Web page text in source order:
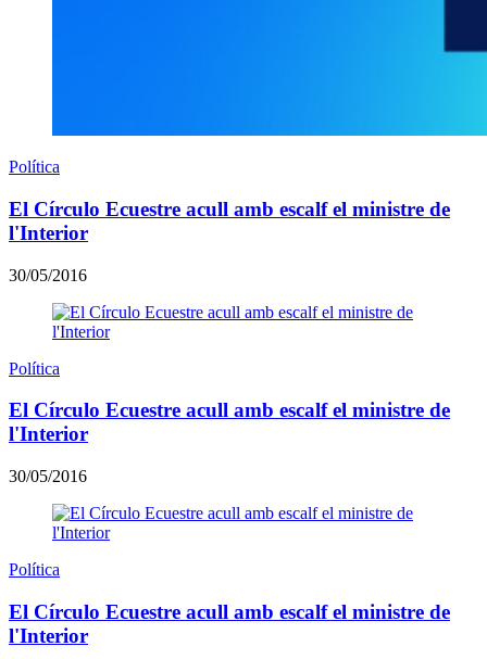
Política
El Círculo Ecuestre acull amb escalf el ministre de
l'Interior
30/05/2016
Política
El Círculo Ecuestre acull amb escalf el ministre de
l'Interior
30/05/2016
Política
El Círculo Ecuestre acull amb escalf el ministre de
l'Interior